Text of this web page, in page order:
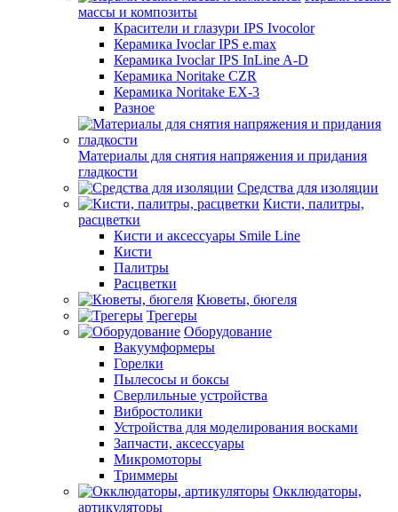
массы и композиты
Красители и глазури IPS Ivocolor
Керамика Ivoclar IPS e.max
Керамика Ivoclar IPS InLine A-D
Керамика Noritake CZR
Керамика Noritake EX-3
Разное
Материалы для снятия напряжения и придания
гладкости
Средства для изоляции
Кисти, палитры,
расцветки
Кисти и аксессуары Smile Line
Кисти
Палитры
Расцветки
Кюветы, бюгеля
Трегеры
Оборудование
Вакуумформеры
Горелки
Пылесосы и боксы
Сверлильные устройства
Вибростолики
Устройства для моделирования восками
Запчасти, аксессуары
Микромоторы
Триммеры
Окклюдаторы,
артикуляторы